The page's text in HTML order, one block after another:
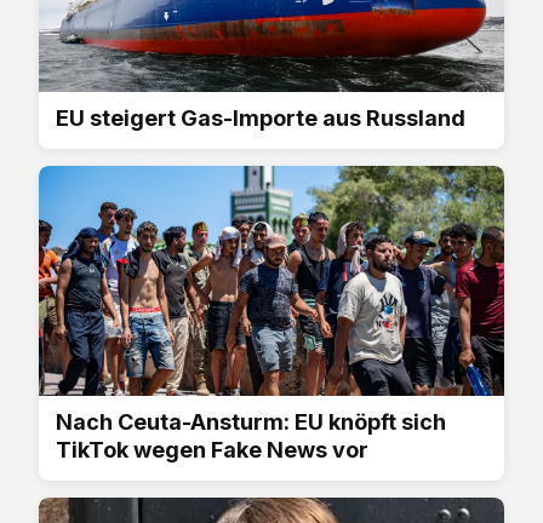
EU steigert Gas-Importe aus Russland
Nach Ceuta-Ansturm: EU knöpft sich
TikTok wegen Fake News vor